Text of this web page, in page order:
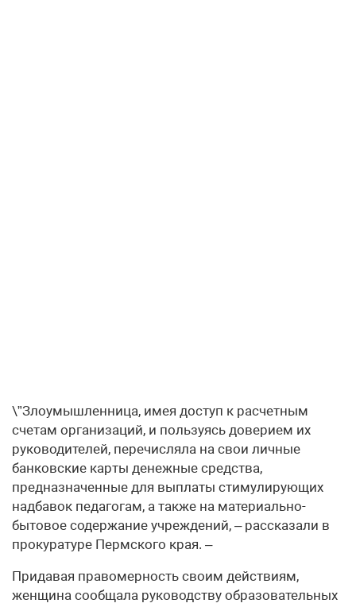
\”Злоумышленница, имея доступ к расчетным
счетам организаций, и пользуясь доверием их
руководителей, перечисляла на свои личные
банковские карты денежные средства,
предназначенные для выплаты стимулирующих
надбавок педагогам, а также на материально-
бытовое содержание учреждений, – рассказали в
прокуратуре Пермского края. –
Придавая правомерность своим действиям,
женщина сообщала руководству образовательных